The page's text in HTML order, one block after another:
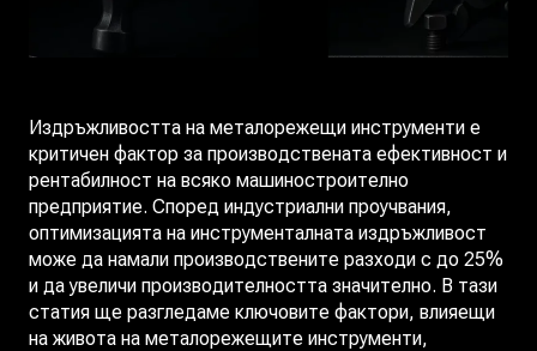
Издръжливостта на металорежещи инструменти е
критичен фактор за производствената ефективност и
рентабилност на всяко машиностроително
предприятие. Според индустриални проучвания,
оптимизацията на инструменталната издръжливост
може да намали производствените разходи с до 25%
и да увеличи производителността значително. В тази
статия ще разгледаме ключовите фактори, влияещи
на живота на металорежещите инструменти,